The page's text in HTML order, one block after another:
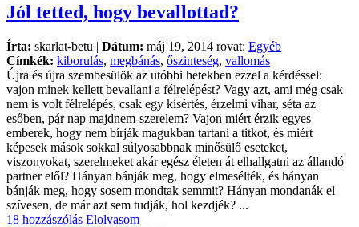
Jól tetted, hogy bevallottad?
Írta: skarlat-betu | Dátum: máj 19, 2014 rovat: Egyéb
Címkék: kiborulás, megbánás, őszinteség, vallomás
Újra és újra szembesülök az utóbbi hetekben ezzel a kérdéssel:
vajon minek kellett bevallani a félrelépést? Vagy azt, ami még csak
nem is volt félrelépés, csak egy kísértés, érzelmi vihar, séta az
esőben, pár nap majdnem-szerelem? Vajon miért érzik egyes
emberek, hogy nem bírják magukban tartani a titkot, és miért
képesek mások sokkal súlyosabbnak minősülő eseteket,
viszonyokat, szerelmeket akár egész életen át elhallgatni az állandó
partner elől? Hányan bánják meg, hogy elmesélték, és hányan
bánják meg, hogy sosem mondtak semmit? Hányan mondanák el
szívesen, de már azt sem tudják, hol kezdjék? ...
18 hozzászólás Elolvasom